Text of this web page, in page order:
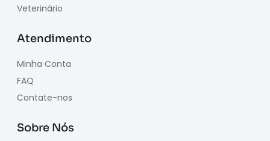
Veterinário
Atendimento
Minha Conta
FAQ
Contate-nos
Sobre Nós